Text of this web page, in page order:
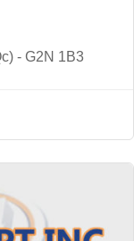
- G2N 1B3